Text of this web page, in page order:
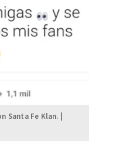
Santa Fe Klan. |